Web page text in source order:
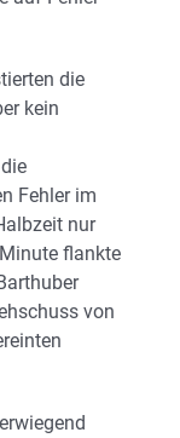
die
kein
Fehler im
nur
flankte
von